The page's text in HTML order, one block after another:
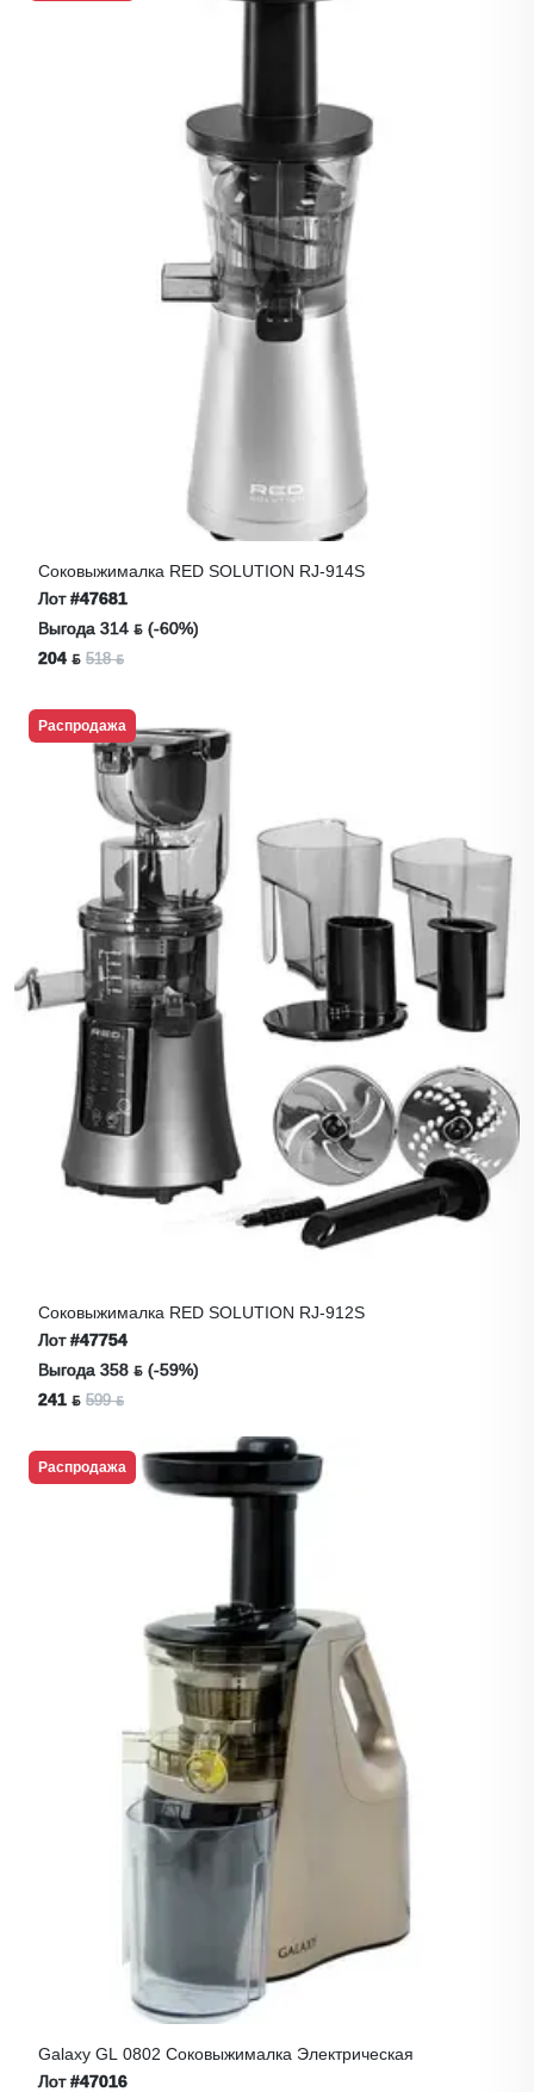
Соковыжималка RED SOLUTION RJ-914S
Лот#47681
Выгода 314 ƃ (-60%)
204 ƃ 518 ƃ
Распродажа
Соковыжималка RED SOLUTION RJ-912S
Лот#47754
Выгода 358 ƃ (-59%)
241 ƃ 599 ƃ
Распродажа
Galaxy GL 0802 Соковыжималка Электрическая
Лот#47016